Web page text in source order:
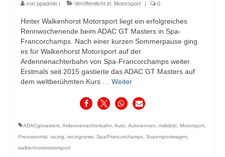
von ppadmin Veröffentlicht in: Motorsport 0
Hinter Walkenhorst Motorsport liegt ein erfolgreiches
Rennwochenende beim ADAC GT Masters in Spa-
Francorchamps. Nach einer kurzen Sommerpause ging
es für Walkenhorst Motorsport auf der
Ardennenachterbahn von Spa-Francorchamps weiter.
Erstmals seit 2015 gastierte das ADAC GT Masters auf
dem weltberühmten Kurs … Weiter
ADACgtmasters, Ardennenachterbahn, Auto, Autorennen, mdklickt, Motorsport,
Presseportal , racing, racingnews, Spa/Francorchamps, Supersportwagen,
walkenhorstmotorsport